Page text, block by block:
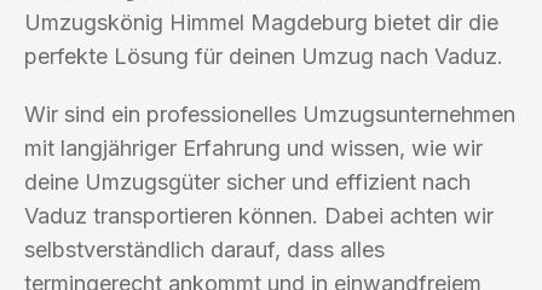
Umzugskönig Himmel Magdeburg bietet dir die
perfekte Lösung für deinen Umzug nach Vaduz.
Wir sind ein professionelles Umzugsunternehmen
mit langjähriger Erfahrung und wissen, wie wir
deine Umzugsgüter sicher und effizient nach
Vaduz transportieren können. Dabei achten wir
selbstverständlich darauf, dass alles
termingerecht ankommt und in einwandfreiem